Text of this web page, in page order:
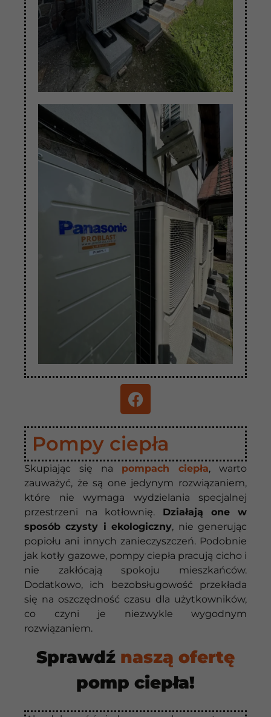
Pompy ciepła
Skupiając się na pompach ciepła, warto
zauważyć, że są one jedynym rozwiązaniem,
które nie wymaga wydzielania specjalnej
przestrzeni na kotłownię. Działają one w
sposób czysty i ekologiczny, nie generując
popiołu ani innych zanieczyszczeń. Podobnie
jak kotły gazowe, pompy ciepła pracują cicho i
nie zakłócają spokoju mieszkańców.
Dodatkowo, ich bezobsługowość przekłada
się na oszczędność czasu dla użytkowników,
co czyni je niezwykle wygodnym
rozwiązaniem.
Sprawdź naszą ofertę
pomp ciepła!